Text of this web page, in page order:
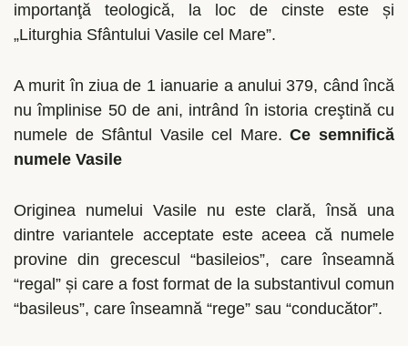
importanţă teologică, la loc de cinste este și
„Liturghia Sfântului Vasile cel Mare”.
A murit în ziua de 1 ianuarie a anului 379, când încă
nu împlinise 50 de ani, intrând în istoria creştină cu
numele de Sfântul Vasile cel Mare.Ce semnifică
numele Vasile
Originea numelui Vasile nu este clară, însă una
dintre variantele acceptate este aceea că numele
provine din grecescul “basileios”, care înseamnă
“regal” și care a fost format de la substantivul comun
“basileus”, care înseamnă “rege” sau “conducător”.